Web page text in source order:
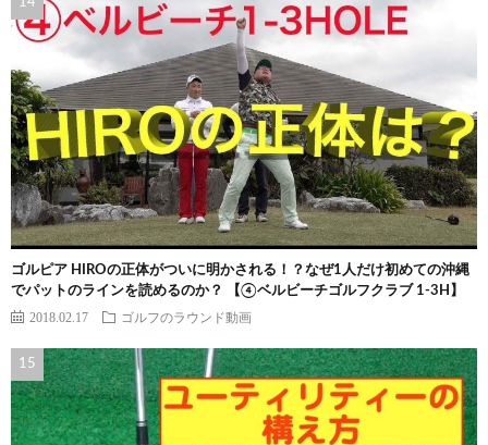
ゴルピア HIROの正体がついに明かされる！？なぜ1人だけ初めての沖縄
でパットのラインを読めるのか？ 【④ベルビーチゴルフクラブ 1-3H】
2018.02.17 ゴルフのラウンド動画